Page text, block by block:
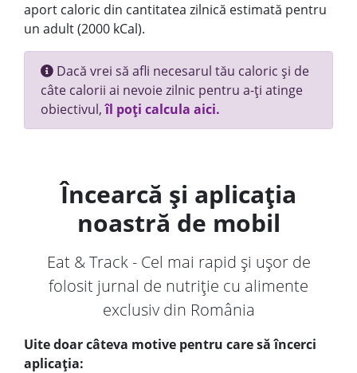
aport caloric din cantitatea zilnică estimată pentru
un adult (2000 kCal).
Dacă vrei să afli necesarul tău caloric și de
câte calorii ai nevoie zilnic pentru a-ți atinge
obiectivul,îl poți calcula aici.
Încearcă și aplicația
noastră de mobil
Eat & Track - Cel mai rapid și ușor de
folosit jurnal de nutriție cu alimente
exclusiv din România
Uite doar câteva motive pentru care să încerci
aplicația: